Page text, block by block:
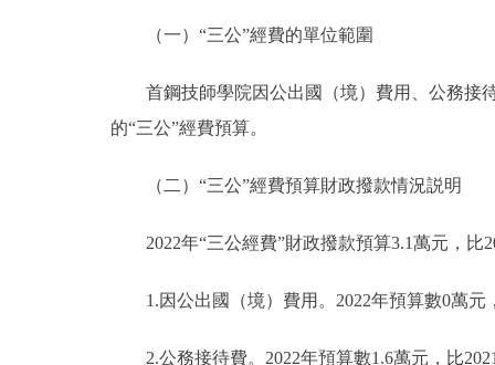
（一）“三公”經費的單位範圍
首鋼技師學院因公出國（境）費用、公務接待
的“三公”經費預算。
（二）“三公”經費預算財政撥款情況説明
2022年“三公經費”財政撥款預算3.1萬元，比
1.因公出國（境）費用。2022年預算數0萬元
2.公務接待費。2022年預算數1.6萬元，比